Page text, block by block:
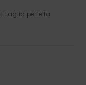
: Taglia perfetta